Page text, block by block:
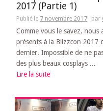
2017 (Partie 1)
Publié le 7 novembre 2017 par
Comme vous le savez, nous
présents à la Blizzcon 2017
dernier. Impossible de ne
des plus beaux cosplays ...
Lire la suite